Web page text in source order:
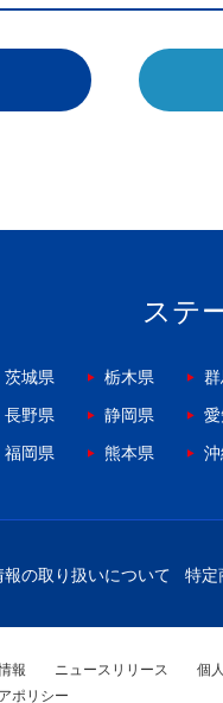
ステ
茨城県 栃木県
長野県 静岡県
福岡県 熊本県
の取り扱いについて 特定
報 ニュースリリース 個
ポリシー